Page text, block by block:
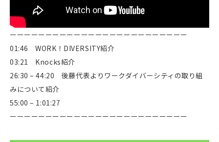
ーーーーーーーーーーーーーーーーーーーーーーーーー
01:46 WORK！DIVERSITY紹介
03:21 Knocks紹介
26:30 – 44:20 後藤代表よりワークダイバーシティの取り組
みについて紹介
55:00 – 1:01:27
ーーーーーーーーーーーーーーーーーーーーーーーーー